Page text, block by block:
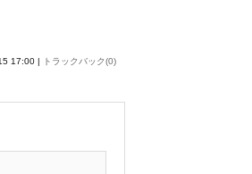
17:00 | トラックバック(0)